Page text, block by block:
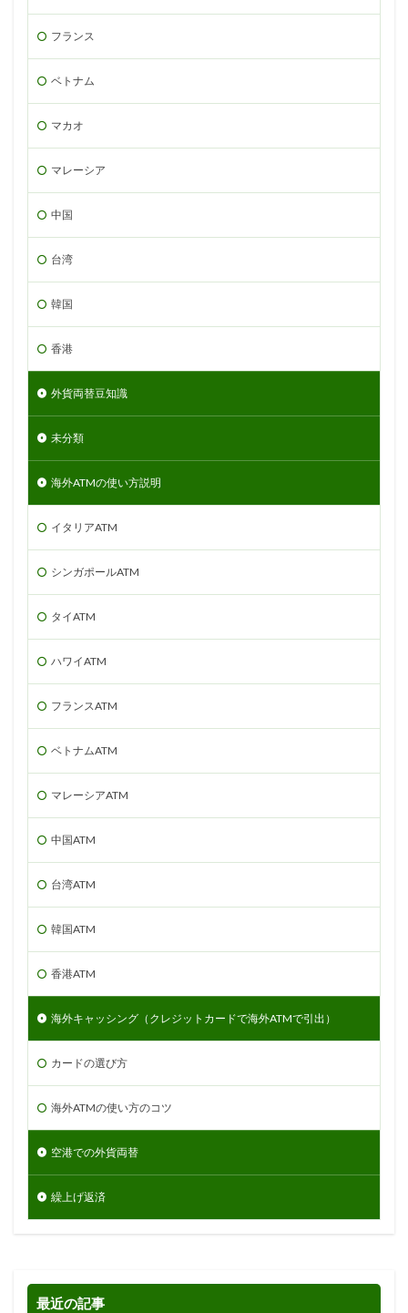
フランス
ベトナム
マカオ
マレーシア
中国
台湾
韓国
香港
外貨両替豆知識
未分類
海外ATMの使い方説明
イタリアATM
シンガポールATM
タイATM
ハワイATM
フランスATM
ベトナムATM
マレーシアATM
中国ATM
台湾ATM
韓国ATM
香港ATM
海外キャッシング（クレジットカードで海外ATMで引出）
カードの選び方
海外ATMの使い方のコツ
空港での外貨両替
繰上げ返済
最近の記事